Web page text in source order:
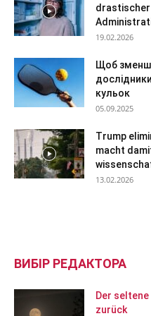
drastischer
19.02.2026
Щоб
кульок
05.09.2025
Trump
macht
13.02.2026
ВИБІР РЕДАКТОРА
Der
zurück